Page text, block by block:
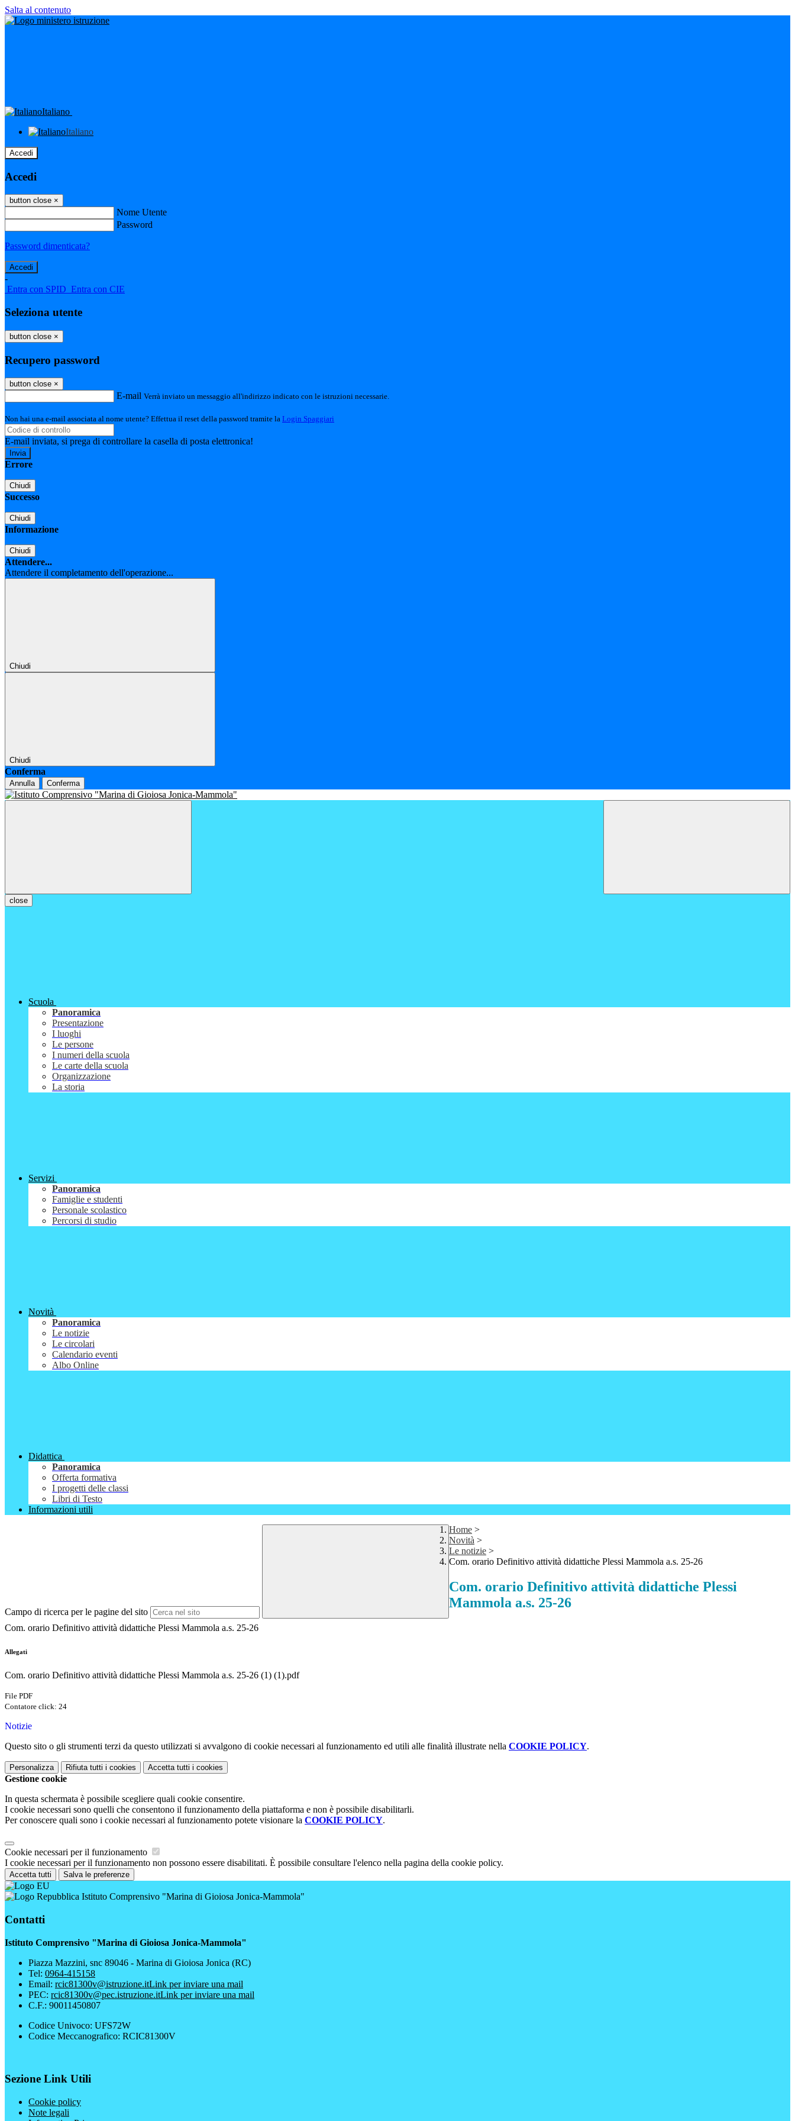
Salta al contenuto
Italiano
Italiano
Accedi
Accedi
button close ×
Nome Utente
Password
Password dimenticata?
-
Entra con SPID Entra con CIE
Seleziona utente
button close ×
Recupero password
button close ×
E-mail Verrà inviato un messaggio all'indirizzo indicato con le istruzioni necessarie.
Non hai una e-mail associata al nome utente? Effettua il reset della password tramite la Login Spaggiari
E-mail inviata, si prega di controllare la casella di posta elettronica!
Errore
Chiudi
Successo
Chiudi
Informazione
Chiudi
Attendere...
Attendere il completamento dell'operazione...
Chiudi
Chiudi
Conferma
Annulla Conferma
close
Scuola
Panoramica
Presentazione
I luoghi
Le persone
I numeri della scuola
Le carte della scuola
Organizzazione
La storia
Servizi
Panoramica
Famiglie e studenti
Personale scolastico
Percorsi di studio
Novità
Panoramica
Le notizie
Le circolari
Calendario eventi
Albo Online
Didattica
Panoramica
Offerta formativa
I progetti delle classi
Libri di Testo
Informazioni utili
Campo di ricerca per le pagine del sito
Home >
Novità >
Le notizie >
Com. orario Definitivo attività didattiche Plessi Mammola a.s. 25-26
Com. orario Definitivo attività didattiche Plessi
Mammola a.s. 25-26
Com. orario Definitivo attività didattiche Plessi Mammola a.s. 25-26
Allegati
Com. orario Definitivo attività didattiche Plessi Mammola a.s. 25-26 (1) (1).pdf
File PDF
Contatore click: 24
Notizie
Questo sito o gli strumenti terzi da questo utilizzati si avvalgono di cookie necessari al funzionamento ed utili alle finalità illustrate nella COOKIE POLICY.
Personalizza Rifiuta tutti i cookies Accetta tutti i cookies
Gestione cookie
In questa schermata è possibile scegliere quali cookie consentire.
I cookie necessari sono quelli che consentono il funzionamento della piattaforma e non è possibile disabilitarli.
Per conoscere quali sono i cookie necessari al funzionamento potete visionare la COOKIE POLICY.
Cookie necessari per il funzionamento
I cookie necessari per il funzionamento non possono essere disabilitati. È possibile consultare l'elenco nella pagina della cookie policy.
Accetta tutti Salva le preferenze
Istituto Comprensivo "Marina di Gioiosa Jonica-Mammola"
Contatti
Istituto Comprensivo "Marina di Gioiosa Jonica-Mammola"
Piazza Mazzini, snc 89046 - Marina di Gioiosa Jonica (RC)
Tel: 0964-415158
Email: rcic81300v@istruzione.itLink per inviare una mail
PEC: rcic81300v@pec.istruzione.itLink per inviare una mail
C.F.: 90011450807
Codice Univoco: UFS72W
Codice Meccanografico: RCIC81300V
Sezione Link Utili
Cookie policy
Note legali